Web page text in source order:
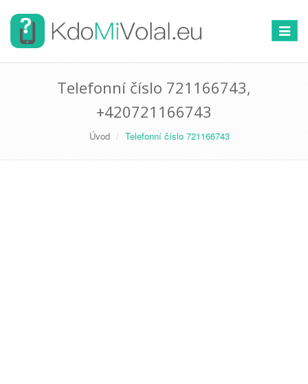
Telefonní číslo 721166743,
+420721166743
Úvod Telefonní číslo 721166743